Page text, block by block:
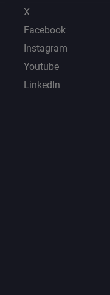
X
Facebook
Instagram
Youtube
LinkedIn